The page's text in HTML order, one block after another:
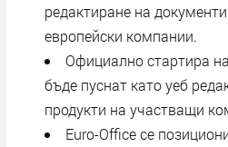
редактиране на
европейски компании.
Официално стартира
бъде пуснат като уеб
продукти на участващи
Euro-Office се